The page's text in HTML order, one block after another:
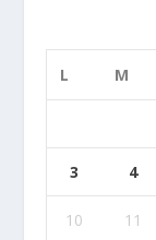
L M
3 4
10 11